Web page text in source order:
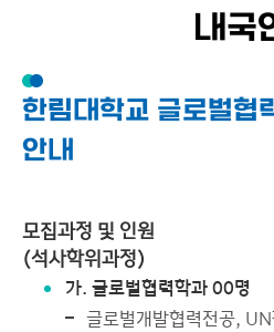
글로벌협력혁신센터
이용안내
등록금 및 장학
내국
한림대학교 글로벌협
안내
모집과정 및 인원
(석사학위과정)
가. 글로벌협력학과 00명
글로벌개발협력전공,